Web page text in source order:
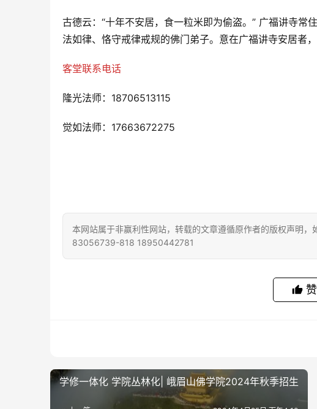
古德云：“十年不安居，食一粒米即为偷盗。” 广福讲寺
法如律、恪守戒律戒规的佛门弟子。意在广福讲寺安居者，
客堂联系电话
隆光法师：18706513115
觉如法师：17663672275
本网站属于非赢利性网站，转载的文章遵循原作者的版权声明
83056739-818 18950442781
赞
学修一体化 学院丛林化| 峨眉山佛学院2024年秋季招生